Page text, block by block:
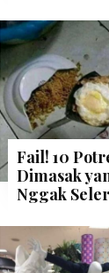
Fail! 10
Dimasak
Nggak